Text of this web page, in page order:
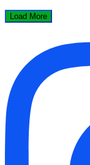
Load More